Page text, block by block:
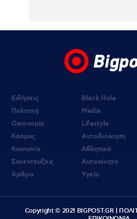
Ειδήσεις
Πολιτική
Οικονομία
Κόσμος
Κοινωνία
Συνεντεύξεις
Άρθρα
Black Hole
Media
Lifestyle
Αυτοδιοίκηση
Αθλητικά
Αυτοκίνητο
Υγεία
Copyright © 2021 BIGPOST.GR |